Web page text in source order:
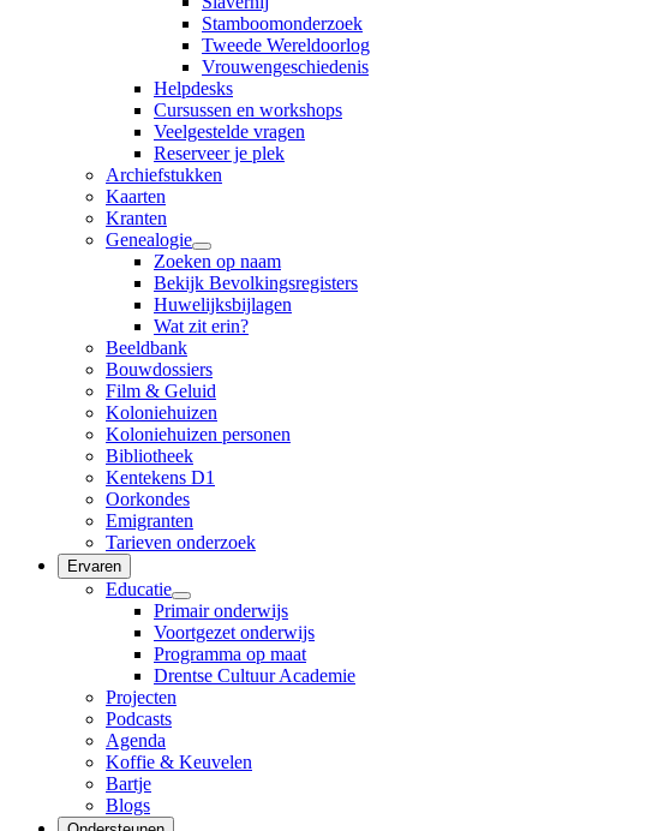
Stamboomonderzoek
Tweede Wereldoorlog
Vrouwengeschiedenis
Helpdesks
Cursussen en workshops
Veelgestelde vragen
Reserveer je plek
Archiefstukken
Kaarten
Kranten
Genealogie
Zoeken op naam
Bekijk Bevolkingsregisters
Huwelijksbijlagen
Wat zit erin?
Beeldbank
Bouwdossiers
Film & Geluid
Koloniehuizen
Koloniehuizen personen
Bibliotheek
Kentekens D1
Oorkondes
Emigranten
Tarieven onderzoek
Ervaren
Educatie
Primair onderwijs
Voortgezet onderwijs
Programma op maat
Drentse Cultuur Academie
Projecten
Podcasts
Agenda
Koffie & Keuvelen
Bartje
Blogs